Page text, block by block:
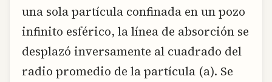
una sola partícula confinada en un pozo
infinito esférico, la línea de absorción se
desplazó inversamente al cuadrado del
radio promedio de la partícula (a). Se